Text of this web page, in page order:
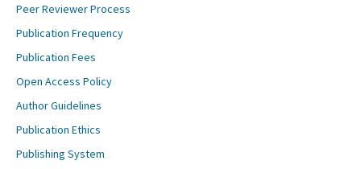
Peer Reviewer Process
Publication Frequency
Publication Fees
Open Access Policy
Author Guidelines
Publication Ethics
Publishing System